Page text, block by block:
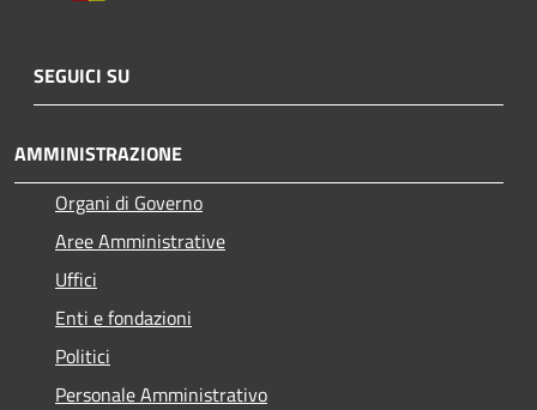
SEGUICI SU
AMMINISTRAZIONE
Organi di Governo
Aree Amministrative
Uffici
Enti e fondazioni
Politici
Personale Amministrativo